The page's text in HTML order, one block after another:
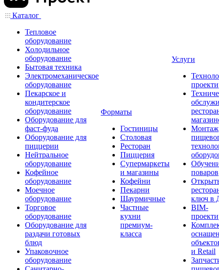
Каталог
Тепловое
оборудование
Холодильное
оборудование
Бытовая техника
Электромеханическое
оборудование
Пекарское и
кондитерское
оборудование
Оборудование для
фаст-фуда
Оборудование для
пиццерии
Нейтральное
оборудование
Кофейное
оборудование
Моечное
оборудование
Торговое
оборудование
Оборудование для
раздачи готовых
блюд
Упаковочное
оборудование
Форматы
Гостиницы
Столовая
Ресторан
Пиццерия
Супермаркеты
и магазины
Кофейни
Пекарни
Шаурмичные
Частные
кухни
премиум-
класса
Услуги
Монтаж
поваров
ключ в
BIM-
и Retail